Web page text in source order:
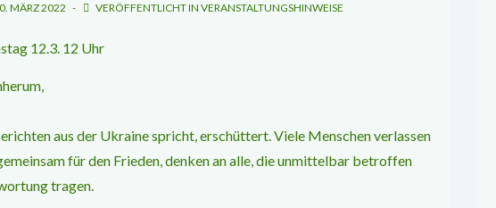
MÄRZ 2022 VERÖFFENTLICHT IN VERANSTALTUNGSHINWEISE
aus der Ukraine spricht, erschüttert. Viele Menschen verlassen
für den Frieden, denken an alle, die unmittelbar betroffen
tragen.